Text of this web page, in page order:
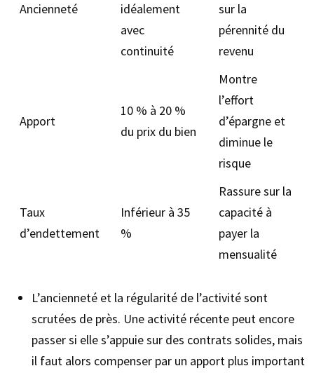
Ancienneté
idéalement
avec
continuité
sur la
pérennité du
revenu
Apport
10 % à 20 %
du prix du bien
Montre
l’effort
d’épargne et
diminue le
risque
Taux
d’endettement
Inférieur à 35
%
Rassure sur la
capacité à
payer la
mensualité
L’ancienneté et la régularité de l’activité sont
scrutées de près. Une activité récente peut encore
passer si elle s’appuie sur des contrats solides, mais
il faut alors compenser par un apport plus important